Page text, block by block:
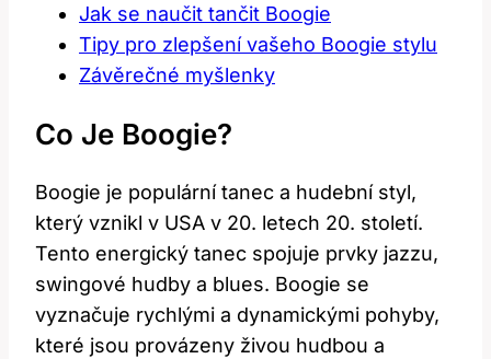
Jak se naučit tančit Boogie
Tipy pro zlepšení vašeho Boogie stylu
Závěrečné myšlenky
Co Je Boogie?
Boogie je populární tanec a hudební styl,
který vznikl v USA v 20. letech 20. století.
Tento energický tanec spojuje prvky jazzu,
swingové hudby a blues. Boogie se
vyznačuje rychlými a dynamickými pohyby,
které jsou provázeny živou hudbou a